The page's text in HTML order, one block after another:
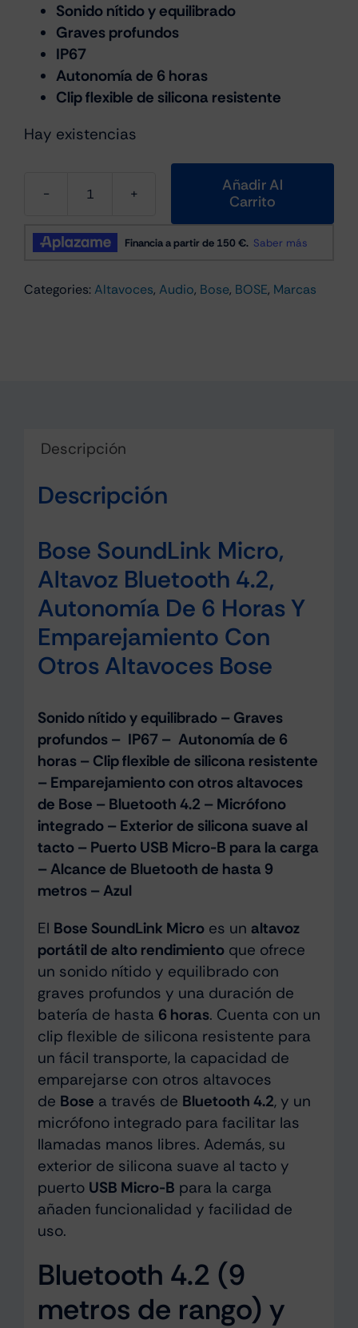
Sonido nítido y equilibrado
Graves profundos
IP67
Autonomía de 6 horas
Clip flexible de silicona resistente
Hay existencias
Bose
Micro
Bluetooth
Añadir Al
Carrito
Categories:Altavoces, Audio, Bose, BOSE, Marcas
Descripción
Descripción
Bose SoundLink Micro,
Altavoz Bluetooth 4.2,
Autonomía De 6 Horas Y
Emparejamiento Con
Otros Altavoces Bose
Sonido nítido y equilibrado – Graves
profundos – IP67 – Autonomía de 6
horas – Clip flexible de silicona resistente
– Emparejamiento con otros altavoces
de Bose – Bluetooth 4.2 – Micrófono
integrado – Exterior de silicona suave al
tacto – Puerto USB Micro-B para la carga
– Alcance de Bluetooth de hasta 9
metros – Azul
El Bose SoundLink Micro es un altavoz
portátil de alto rendimientoque ofrece
un sonido nítido y equilibrado con
graves profundos y una duración de
batería de hasta 6 horas. Cuenta con un
clip flexible de silicona resistente para
un fácil transporte, la capacidad de
emparejarse con otros altavoces
de Bose a través de Bluetooth 4.2, y un
micrófono integrado para facilitar las
llamadas manos libres. Además, su
exterior de silicona suave al tacto y
puertoUSB Micro-B para la carga
añaden funcionalidad y facilidad de
uso.
Bluetooth 4.2 (9
metros de rango) y